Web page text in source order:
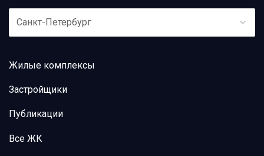
Санкт-Петербург
Жилые комплексы
Застройщики
Публикации
Все ЖК